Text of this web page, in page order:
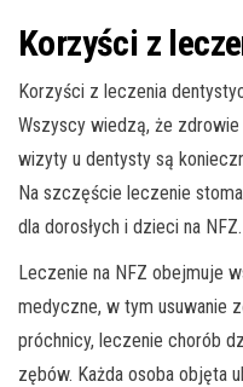
Korzyści z
Korzyści z leczenia
Wszyscy wiedzą, że
wizyty u dentysty są
Na szczęście leczenie
dla dorosłych i dzieci na NFZ.
Leczenie na NFZ obejmuje
medyczne, w tym usuwanie
próchnicy, leczenie chorób
zębów. Każda osoba objęta